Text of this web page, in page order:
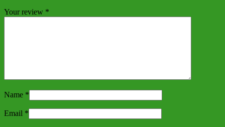
Your review *
Name *
Email *